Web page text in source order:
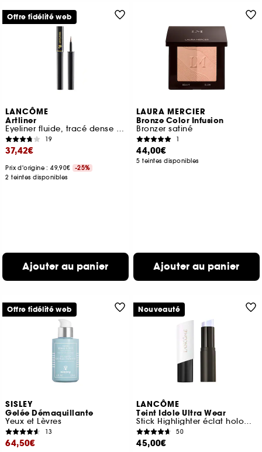
LANCÔME
Artliner
Eyeliner fluide, tracé dense et pinceau mousse
19
37,42€
Prix d'origine : 49,90€
-25%
2 teintes disponibles
Ajouter au panier
Offre fidélité web
LAURA MERCIER
Bronze Color Infusion
Bronzer satiné
1
44,00€
5 teintes disponibles
Ajouter au panier
SISLEY
Gelée Démaquillante
Yeux et Lèvres
13
64,50€
Offre fidélité web
LANCÔME
Teint Idole Ultra Wear
Stick Highlighter éclat holographique 24h de tenue
50
45,00€
Nouveauté